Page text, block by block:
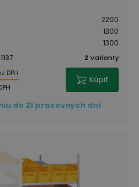
2200
1300
1300
2 Varianty
DPH
Kúpiť
do 21 pracovných dní